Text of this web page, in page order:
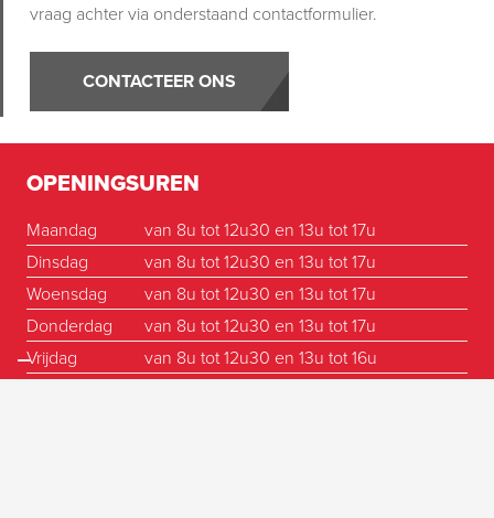
vraag achter via onderstaand contactformulier.
CONTACTEER ONS
OPENINGSUREN
Maandag
van 8u tot 12u30 en 13u tot 17u
Dinsdag
van 8u tot 12u30 en 13u tot 17u
Woensdag
van 8u tot 12u30 en 13u tot 17u
Donderdag
van 8u tot 12u30 en 13u tot 17u
Vrijdag
van 8u tot 12u30 en 13u tot 16u